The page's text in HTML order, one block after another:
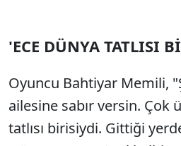
'ECE DÜNYA TATLISI
Oyuncu Bahtiyar Memili,
ailesine sabır versin. Çok
tatlısı birisiydi. Gittiği